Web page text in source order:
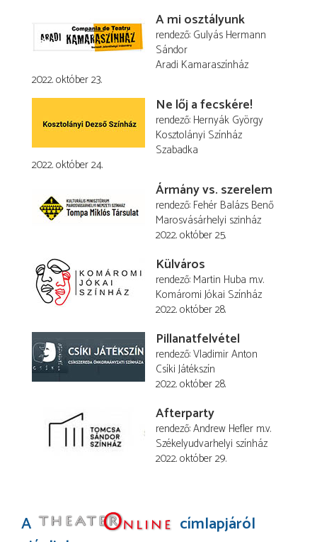
A mi osztályunk
rendező Gulyás Hermann
Sándor
Aradi Kamaraszínház
2022. október 23.
Ne lőj a fecskére!
rendező Hernyák György
Kosztolányi Színház
Szabadka
2022. október 24.
Ármány vs. szerelem
rendező Fehér Balázs Benő
Marosvásárhelyi szinház
2022. október 25.
Külváros
rendező Martin Huba m.v.
Komáromi Jókai Színház
2022. október 28.
Pillanatfelvétel
rendező Vladimir Anton
Csíki Játékszín
2022. október 28.
Afterparty
rendező Andrew Hefler m.v.
Székelyudvarhelyi színház
2022. október 29.
A
címlapjáról